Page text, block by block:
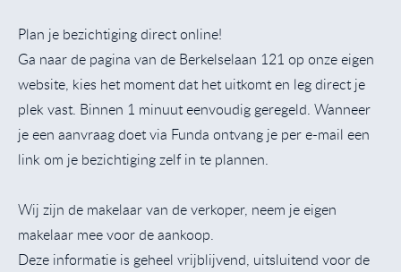
Plan je bezichtiging direct online!
Ga naar de pagina van de Berkelselaan 121 op onze eigen
website, kies het moment dat het uitkomt en leg direct je
plek vast. Binnen 1 minuut eenvoudig geregeld. Wanneer
je een aanvraag doet via Funda ontvang je per e-mail een
link om je bezichtiging zelf in te plannen.
Wij zijn de makelaar van de verkoper, neem je eigen
makelaar mee voor de aankoop.
Deze informatie is geheel vrijblijvend, uitsluitend voor de